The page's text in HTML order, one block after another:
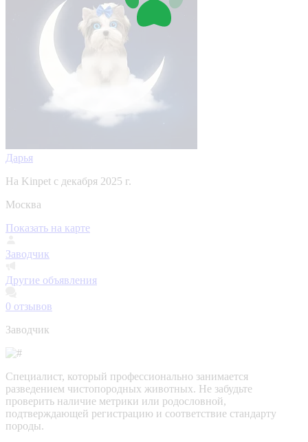
Дарья
На Kinpet c декабря 2025 г.
Москва
Показать на карте
Заводчик
Другие объявления
0 отзывов
Заводчик
Специалист, который профессионально занимается
разведением чистопородных животных. Не забудьте
проверить наличие метрики или родословной,
подтверждающей регистрацию и соответствие стандарту
породы.